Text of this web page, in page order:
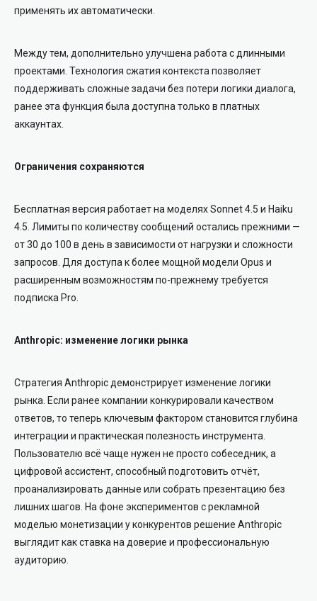
применять их автоматически.
Между тем, дополнительно улучшена работа с длинными
проектами. Технология сжатия контекста позволяет
поддерживать сложные задачи без потери логики диалога,
ранее эта функция была доступна только в платных
аккаунтах.
Ограничения сохраняются
Бесплатная версия работает на моделях Sonnet 4.5 и Haiku
4.5. Лимиты по количеству сообщений остались прежними —
от 30 до 100 в день в зависимости от нагрузки и сложности
запросов. Для доступа к более мощной модели Opus и
расширенным возможностям по-прежнему требуется
подписка Pro.
Anthropic: изменение логики рынка
Стратегия Anthropic демонстрирует изменение логики
рынка. Если ранее компании конкурировали качеством
ответов, то теперь ключевым фактором становится глубина
интеграции и практическая полезность инструмента.
Пользователю всё чаще нужен не просто собеседник, а
цифровой ассистент, способный подготовить отчёт,
проанализировать данные или собрать презентацию без
лишних шагов. На фоне экспериментов с рекламной
моделью монетизации у конкурентов решение Anthropic
выглядит как ставка на доверие и профессиональную
аудиторию.